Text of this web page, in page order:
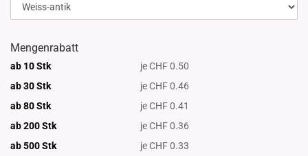
Mengenrabatt
ab 10 Stk
je CHF 0.50
ab 30 Stk
je CHF 0.46
ab 80 Stk
je CHF 0.41
ab 200 Stk
je CHF 0.36
ab 500Stk je CHF 0.33